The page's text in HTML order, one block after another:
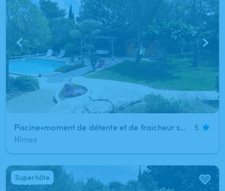
Piscine+moment de détente et de fraicheur sont garantis en garrigues de NIMES
5
Nîmes
1/63
Superhôte